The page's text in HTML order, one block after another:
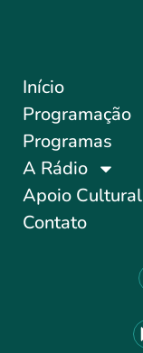
Início
Programação
Programas
A Rádio
Apoio Cultural
Contato